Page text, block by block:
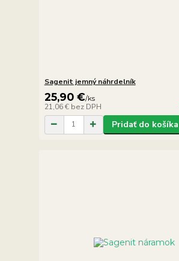
Sagenit jemný náhrdelník
25,90 €/ks
21,06 € bez DPH
Pridať do košíka